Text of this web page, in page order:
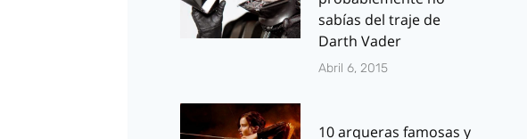
sabías del traje de
Darth Vader
Abril 6, 2015
10 arqueras famosas y